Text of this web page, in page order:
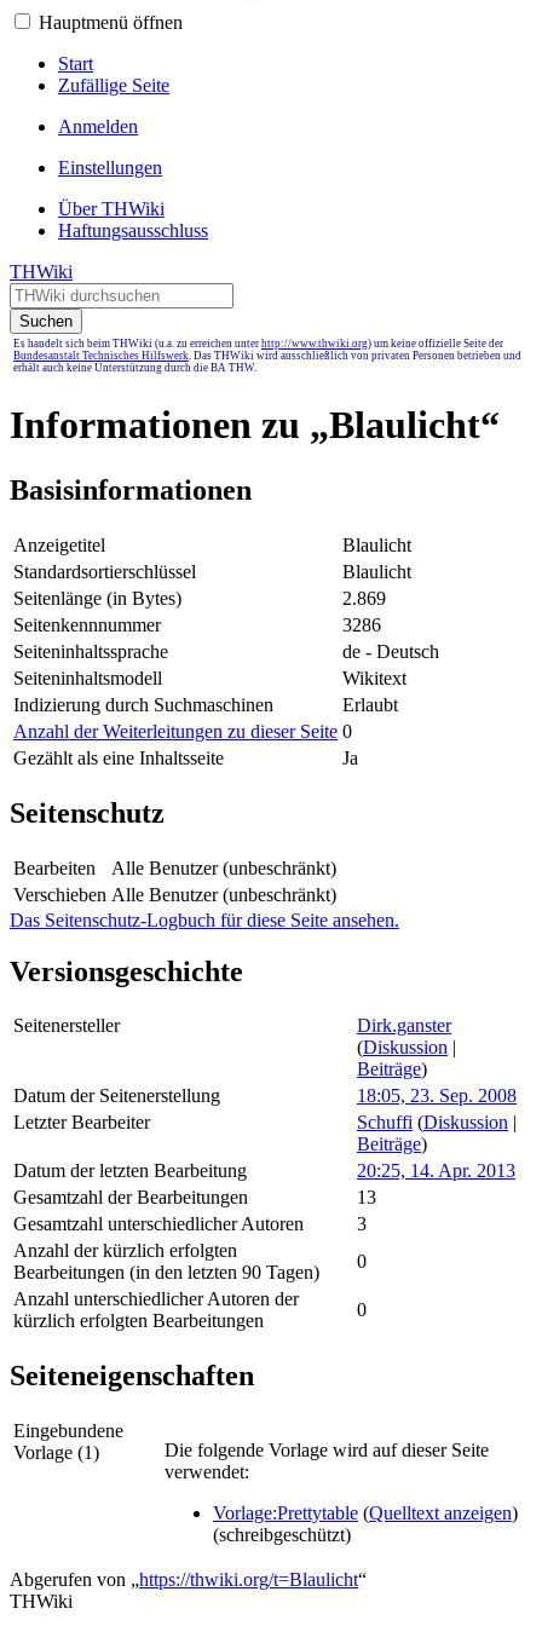
Hauptmenü öffnen
Start
Zufällige Seite
Anmelden
Einstellungen
Über THWiki
Haftungsausschluss
THWiki
Suchen
Es handelt sich beim THWiki (u.a. zu erreichen unter http://www.thwiki.org) um keine offizielle Seite der
Bundesanstalt Technisches Hilfswerk. Das THWiki wird ausschließlich von privaten Personen betrieben und
erhält auch keine Unterstützung durch die BA THW.
Informationen zu „Blaulicht“
Basisinformationen
Anzeigetitel
Blaulicht
Standardsortierschlüssel
Blaulicht
Seitenlänge (in Bytes)
2.869
Seitenkennnummer
3286
Seiteninhaltssprache
de - Deutsch
Seiteninhaltsmodell
Wikitext
Indizierung durch Suchmaschinen
Erlaubt
Anzahl der Weiterleitungen zu dieser Seite 0
Gezählt als eine Inhaltsseite
Ja
Seitenschutz
Bearbeiten
Alle Benutzer (unbeschränkt)
Verschieben Alle Benutzer (unbeschränkt)
Das Seitenschutz-Logbuch für diese Seite ansehen.
Versionsgeschichte
Seitenersteller
Dirk.ganster
(Diskussion |
Beiträge)
Datum der Seitenerstellung
18:05, 23. Sep. 2008
Letzter Bearbeiter
Schuffi (Diskussion |
Beiträge)
Datum der letzten Bearbeitung
20:25, 14. Apr. 2013
Gesamtzahl der Bearbeitungen
13
Gesamtzahl unterschiedlicher Autoren
3
Anzahl der kürzlich erfolgten
Bearbeitungen (in den letzten 90 Tagen)
0
Anzahl unterschiedlicher Autoren der
kürzlich erfolgten Bearbeitungen
0
Seiteneigenschaften
Eingebundene
Vorlage (1)
Die folgende Vorlage wird auf dieser Seite
verwendet:
Vorlage:Prettytable (Quelltext anzeigen)
(schreibgeschützt)
Abgerufen von „https://thwiki.org/t=Blaulicht“
THWiki